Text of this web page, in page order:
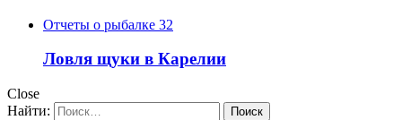
Отчеты о рыбалке 32
Ловля щуки в Карелии
Close
Найти: